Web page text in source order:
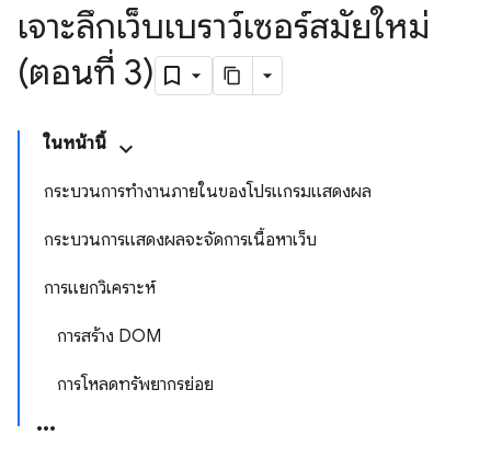
เจาะลึกเว็บเบราว์เซอร์สมัยใหม่
(ตอนที่ 3)
ในหน้านี้
กระบวนการทำงานภายในของโปรแกรมแสดงผล
กระบวนการแสดงผลจะจัดการเนื้อหาเว็บ
การแยกวิเคราะห์
การสร้าง DOM
การโหลดทรัพยากรย่อย